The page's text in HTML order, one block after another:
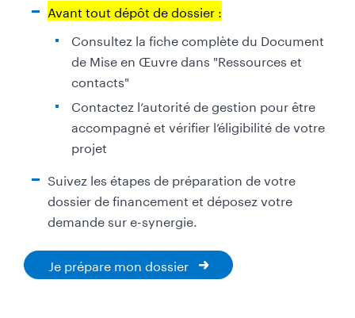
Avant tout dépôt de dossier :
Consultez la fiche complète du Document
de Mise en Œuvre dans "Ressources et
contacts"
Contactez l’autorité de gestion pour être
accompagné et vérifier l’éligibilité de votre
projet
Suivez les étapes de préparation de votre
dossier de financement et déposez votre
demande sur e-synergie.
Je prépare mon dossier